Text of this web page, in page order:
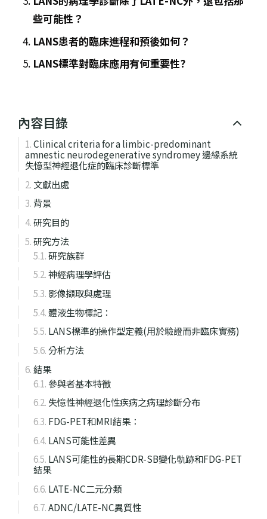
些可能性？
LANS患者的臨床進程和預後如何？
LANS標準對臨床應用有何重要性?
內容目錄
Clinical criteria for a limbic-predominant
amnestic neurodegenerative syndromey 邊緣系統
失憶型神經退化症的臨床診斷標準
文獻出處
背景
研究目的
研究方法
研究族群
神經病理學評估
影像擷取與處理
體液生物標記：
LANS標準的操作型定義(用於驗證而非臨床實務)
分析方法
結果
參與者基本特徵
失憶性神經退化性疾病之病理診斷分布
FDG-PET和MRI結果：
LANS可能性差異
LANS可能性的長期CDR-SB變化軌跡和FDG-PET
結果
LATE-NC二元分類
ADNC/LATE-NC異質性